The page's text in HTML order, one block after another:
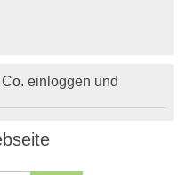
einloggen und